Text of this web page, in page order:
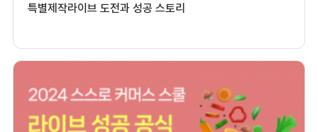
특별제작라이브 도전과 성공 스토리